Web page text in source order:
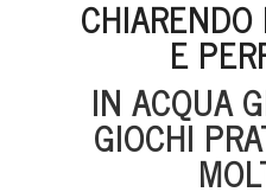
E
IN ACQUA
GIOCHI